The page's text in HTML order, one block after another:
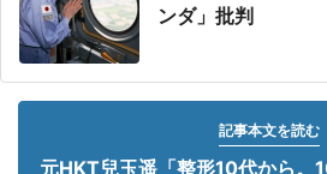
ンダ」批判
記事本文を読む
元HKT兒玉遥「整形10代から。